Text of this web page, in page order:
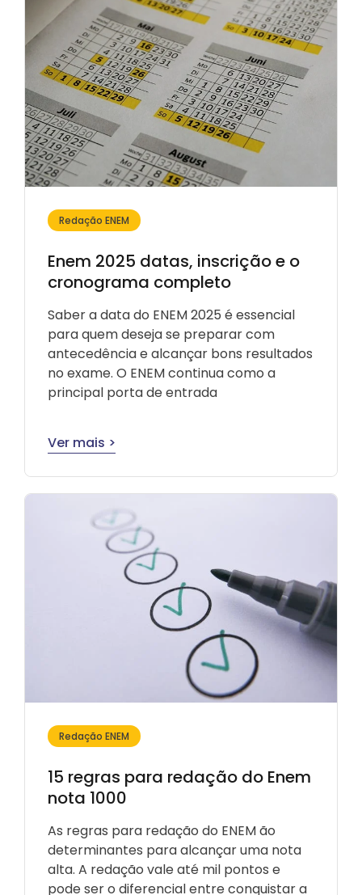
Redação ENEM
Enem 2025 datas, inscrição e o
cronograma completo
Saber a data do ENEM 2025 é essencial
para quem deseja se preparar com
antecedência e alcançar bons resultados
no exame. O ENEM continua como a
principal porta de entrada
Ver mais >
Redação ENEM
15 regras para redação do Enem
nota 1000
As regras para redação do ENEM ão
determinantes para alcançar uma nota
alta. A redação vale até mil pontos e
pode ser o diferencial entre conquistar a